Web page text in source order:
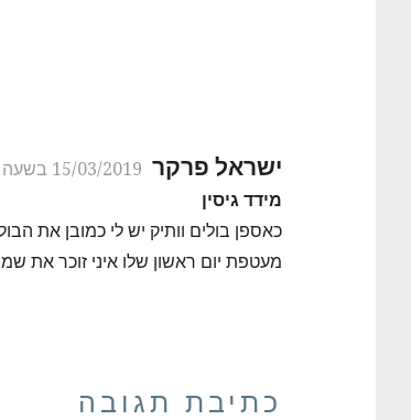
ישראל פרקר 15/03/2019 בשעה 18:42
מידד גיסין
כאספן בולים וותיק יש לי כמובן את
מעטפת יום ראשון שלו איני זוכר את
כתיבת תגובה